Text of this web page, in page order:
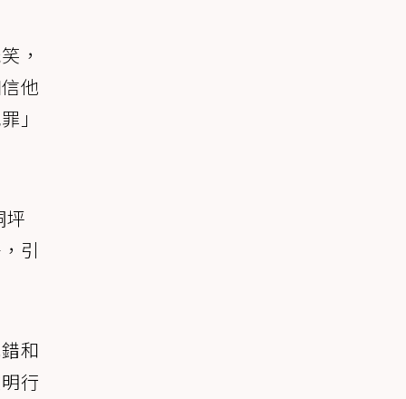
，
他
」
坪
引
和
行